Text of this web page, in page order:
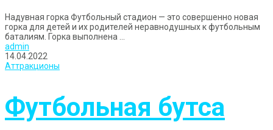
Надувная горка Футбольный стадион — это совершенно новая
горка для детей и их родителей неравнодушных к футбольным
баталиям. Горка выполнена ...
admin
14.04.2022
Аттракционы
Футбольная бутса